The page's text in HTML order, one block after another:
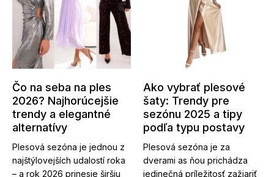
Čo na seba na ples
2026? Najhorúcejšie
trendy a elegantné
alternatívy
Plesová sezóna je jednou z
najštýlovejších udalostí roka
– a rok 2026 prinesie širšiu
Ako vybrať plesové
šaty: Trendy pre
sezónu 2025 a tipy
podľa typu postavy
Plesová sezóna je za
dverami as ňou prichádza
jedinečná príležitosť zažiariť